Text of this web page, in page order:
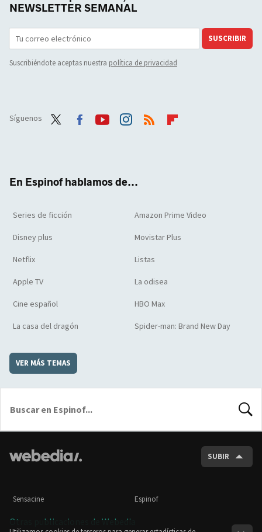
NEWSLETTER SEMANAL
SUSCRIBIR
Suscribiéndote aceptas nuestra política de privacidad
Síguenos
En Espinof hablamos de...
Series de ficción Amazon Prime Video
Disney plus Movistar Plus
Netflix Listas
Apple TV La odisea
Cine español HBO Max
La casa del dragón Spider-man: Brand New Day
VER MÁS TEMAS
SUBIR
Sensacine Espinof
Otras publicaciones de Webedia